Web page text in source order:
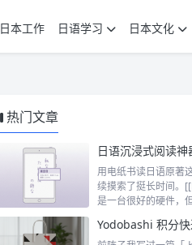
日本工作 日语学习 日本文化
热门文章
用电纸书读日语原著
续摸索了挺长时间。
是一台很好的硬件，
Yodobashi 积分